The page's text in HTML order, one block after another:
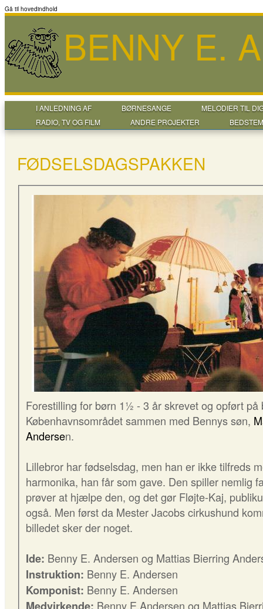
Gå til hovedindhold
BENNY E.
I ANLEDNING AF BØRNESANGE
MELODIER TIL
RADIO, TV OG FILM
ANDRE PROJEKTER
FØDSELSDAGSPAKKEN
Forestilling for børn 1½ - 3 år skrevet og opført på
Københavnsområdet sammen med Bennys søn,
Andersen.
Lillebror har fødselsdag, men han er ikke tilfreds
harmonika, han får som gave. Den spiller nemlig
prøver at hjælpe den, og det gør Fløjte-Kaj,
også. Men først da Mester Jacobs cirkushund
billedet sker der noget.
Ide: Benny E. Andersen og Mattias Bierring
Instruktion: Benny E. Andersen
Komponist: Benny E. Andersen
Benny E.Andersen og Mattias